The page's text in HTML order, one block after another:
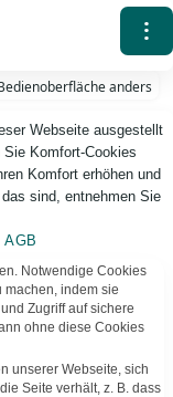
⁝
anders
Analyse & Beratung
Stand der
Im
Webseite ausgestellt
Komfort-Cookies
Komfort erhöhen und
sind, entnehmen Sie
AGB
Notwendige Cookies
machen, indem sie
Zugriff auf sichere
ohne diese Cookies
unserer Webseite, sich
Seite verhält, z. B. dass